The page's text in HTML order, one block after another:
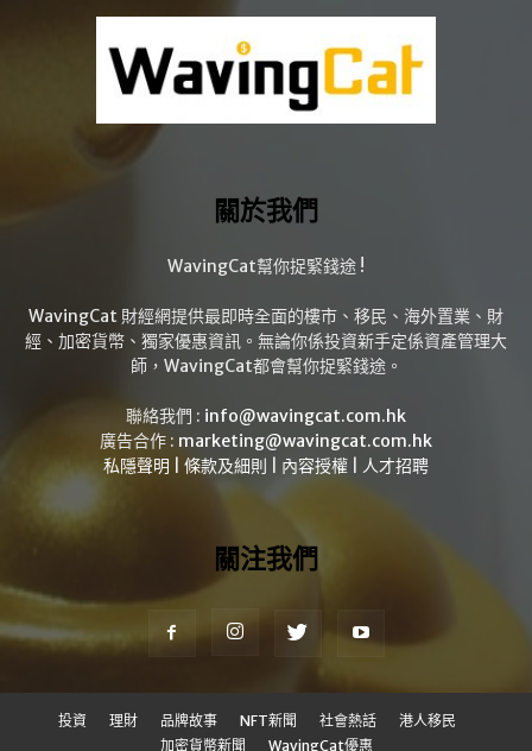
關於我們
WavingCat幫你捉緊錢途 !
WavingCat 財經網提供最即時全面的樓市、移民、海外置業、財
經、加密貨幣、獨家優惠資訊。無論你係投資新手定係資產管理大
師，WavingCat都會幫你捉緊錢途。
聯絡我們 : info@wavingcat.com.hk
廣告合作 : marketing@wavingcat.com.hk
私隱聲明
條款及細則 內容授權 人才招聘
關注我們
投資 理財 品牌故事 NFT新聞 社會熱話
港人移民
加密貨幣新聞
WavingCat優惠